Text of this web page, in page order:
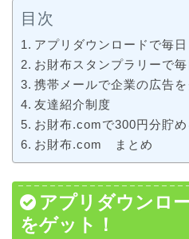
目次
アプリダウンロードで毎日
お財布スタンプラリーで
携帯メールで企業の広告
友達紹介制度
お財布.comで300円分貯
お財布.com まとめ
アプリダウンロ
をゲット！